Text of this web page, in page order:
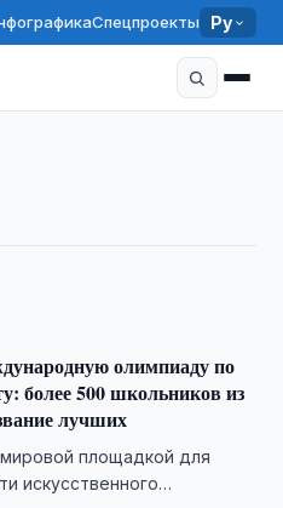
Спецпроекты Ру
Узбекистана —
олимпиаду по
более 500 школьников из
лучших
площадкой для
искусственного